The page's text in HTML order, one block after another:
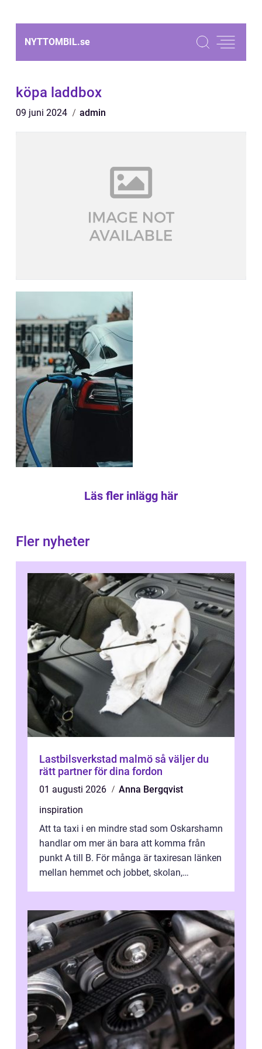
NYTTOMBIL.se
köpa laddbox
09 juni 2024 admin
Läs fler inlägg här
Fler nyheter
Lastbilsverkstad malmö så väljer du
rätt partner för dina fordon
01 augusti 2026
Anna Bergqvist
inspiration
Att ta taxi i en mindre stad som Oskarshamn
handlar om mer än bara att komma från
punkt A till B. För många är taxiresan länken
mellan hemmet och jobbet, skolan,